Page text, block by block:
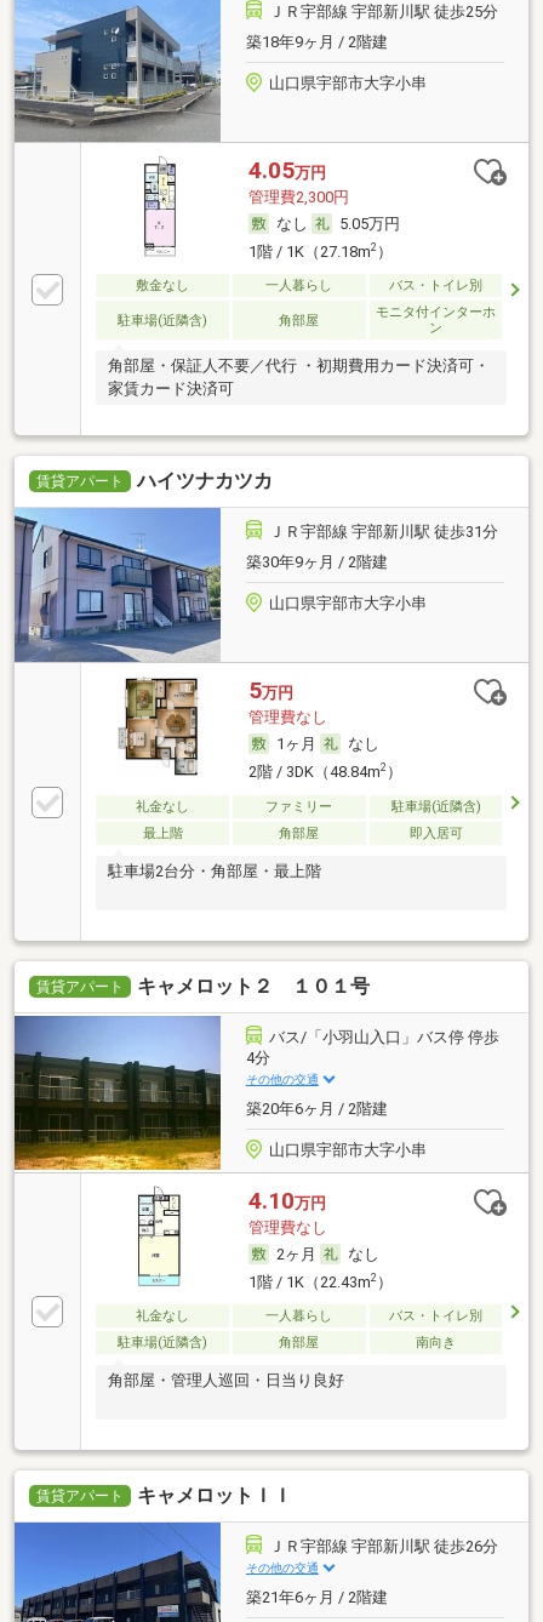
ＪＲ宇部線 宇部新川駅 徒歩25分
築18年9ヶ月 / 2階建
山口県宇部市大字小串
4.05万円
管理費2,300円
なし
5.05万円
1階 / 1K（27.18m2）
敷金なし 一人暮らし バス・トイレ別
駐車場(近隣含) 角部屋
モニタ付インターホ
ン
角部屋・保証人不要／代行 ・初期費用カード決済可・
家賃カード決済可
賃貸アパート ハイツナカツカ
ＪＲ宇部線 宇部新川駅 徒歩31分
築30年9ヶ月 / 2階建
山口県宇部市大字小串
5万円
管理費なし
1ヶ月
なし
2階 / 3DK（48.84m2）
礼金なし ファミリー
駐車場(近隣含)
最上階
角部屋 即入居可
駐車場2台分・角部屋・最上階
賃貸アパート キャメロット２ １０１号
バス/「小羽山入口」バス停 停歩
4分
その他の交通
築20年6ヶ月 / 2階建
山口県宇部市大字小串
4.10万円
管理費なし
2ヶ月
なし
1階 / 1K（22.43m2）
礼金なし 一人暮らし
バス・トイレ別
駐車場(近隣含)
角部屋 南向き
角部屋・管理人巡回・日当り良好
賃貸アパート キャメロットＩＩ
ＪＲ宇部線 宇部新川駅 徒歩26分
その他の交通
築21年6ヶ月 / 2階建